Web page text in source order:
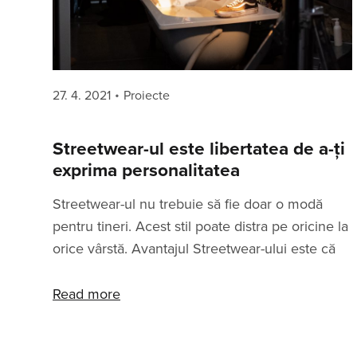
Posted
27. 4. 2021 Categories
Proiecte
Streetwear-ul este libertatea de a-ți
exprima personalitatea
Streetwear-ul nu trebuie să fie doar o modă
pentru tineri. Acest stil poate distra pe oricine la
orice vârstă. Avantajul Streetwear-ului este că
nu are limite clar definite. Este important ca
Read more